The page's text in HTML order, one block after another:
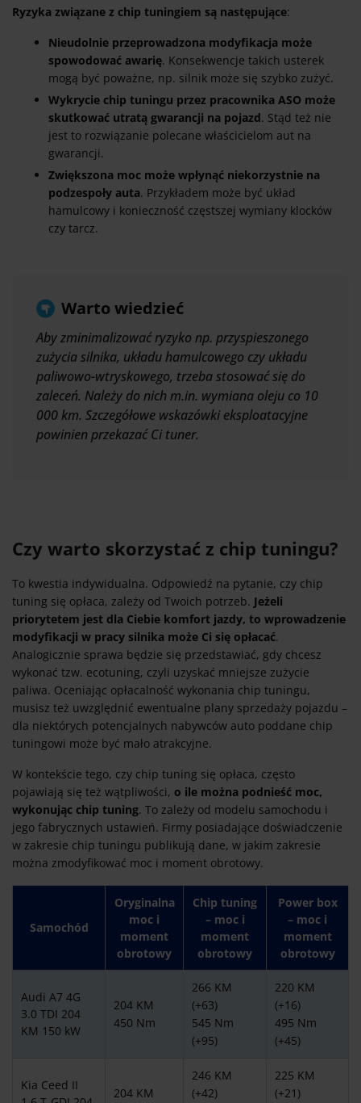
Ryzyka związane z chip tuningiem są następujące:
Nieudolnie przeprowadzona modyfikacja może
spowodować awarię. Konsekwencje takich usterek
mogą być poważne, np. silnik może się szybko zużyć.
Wykrycie chip tuningu przez pracownika ASO może
skutkować utratą gwarancji na pojazd. Stąd też nie
jest to rozwiązanie polecane właścicielom aut na
gwarancji.
Zwiększona moc może wpłynąć niekorzystnie na
podzespoły auta. Przykładem może być układ
hamulcowy i konieczność częstszej wymiany klocków
czy tarcz.
Warto wiedzieć
Aby zminimalizować ryzyko np. przyspieszonego
zużycia silnika, układu hamulcowego czy układu
paliwowo-wtryskowego, trzeba stosować się do
zaleceń. Należy do nich m.in. wymiana oleju co 10
000 km. Szczegółowe wskazówki eksploatacyjne
powinien przekazać Ci tuner.
Czy warto skorzystać z chip tuningu?
To kwestia indywidualna. Odpowiedź na pytanie, czy chip
tuning się opłaca, zależy od Twoich potrzeb. Jeżeli
priorytetem jest dla Ciebie komfort jazdy, to wprowadzenie
modyfikacji w pracy silnika może Ci się opłacać.
Analogicznie sprawa będzie się przedstawiać, gdy chcesz
wykonać tzw. ecotuning, czyli uzyskać mniejsze zużycie
paliwa. Oceniając opłacalność wykonania chip tuningu,
musisz też uwzględnić ewentualne plany sprzedaży pojazdu –
dla niektórych potencjalnych nabywców auto poddane chip
tuningowi może być mało atrakcyjne.
W kontekście tego, czy chip tuning się opłaca, często
pojawiają się też wątpliwości, o ile można podnieść moc,
wykonując chip tuning. To zależy od modelu samochodu i
jego fabrycznych ustawień. Firmy posiadające doświadczenie
w zakresie chip tuningu publikują dane, w jakim zakresie
można zmodyfikować moc i moment obrotowy.
Samochód
Oryginalna
moc i
moment
obrotowy
Chip tuning
– moc i
moment
obrotowy
Power box
– moc i
moment
obrotowy
Audi A7 4G
3.0 TDI 204
KM 150 kW
204 KM
450 Nm
266 KM
(+63)
545 Nm
(+95)
220 KM
(+16)
495 Nm
(+45)
Kia Ceed II
204 KM
246 KM
(+42)
225 KM
(+21)